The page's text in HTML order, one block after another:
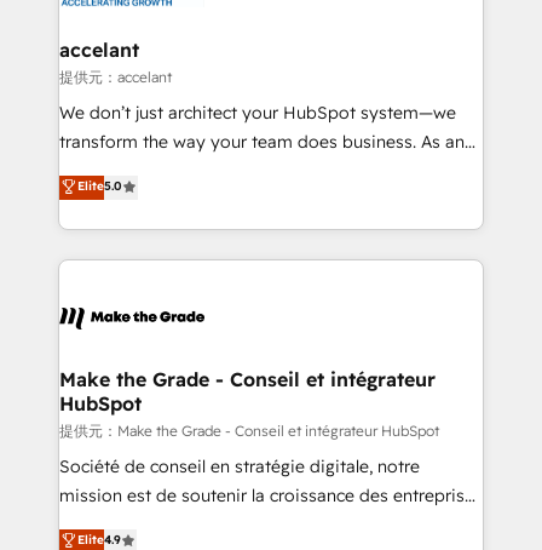
avec un engagement total, alignant processus
métiers et technologie, et guidant vos équipes à
travers le changement, tout en centrant vos objectifs
d’entreprise. Grâce à une méthodologie éprouvée
rapidement vos enjeux et intégrons parfaitement
HubSpot dans votre organisation. Pour toute
un échange dédié.
accelant
提供元：accelant
We don’t just architect your HubSpot system—we
transform the way your team does business. As an
Elite HubSpot Solutions Partner, we specialize in
creating tailored, end-to-end CRM solutions that
accelerate growth, improve operational efficiency,
and ensure faster time to value on HubSpot. What
day one, our team takes the time to deeply
strategies that deliver impactful results. Our mission
is to empower you to unlock HubSpot’s full potential
—faster. Through expert training, unmatched
responsiveness, and ongoing support, we equip
your team to adopt new systems with confidence
Elite5.0
Make the Grade - Conseil et intégrateur
HubSpot
提供元：Make the Grade - Conseil et intégrateur HubSpot
Société de conseil en stratégie digitale, notre
mission est de soutenir la croissance des entreprises
B2B à travers l’acquisition de nouveaux clients,
Elite4.9